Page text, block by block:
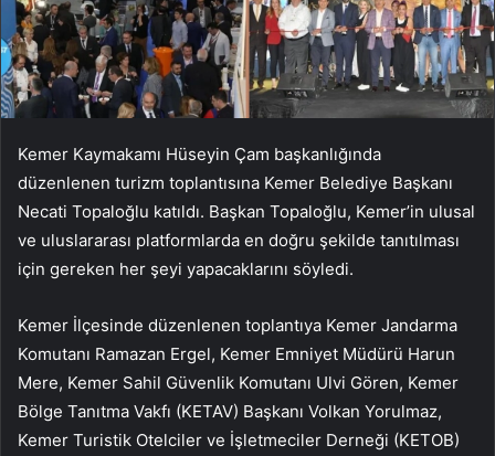
Kemer Kaymakamı Hüseyin Çam başkanlığında
düzenlenen turizm toplantısına Kemer Belediye Başkanı
Necati Topaloğlu katıldı. Başkan Topaloğlu, Kemer’in ulusal
ve uluslararası platformlarda en doğru şekilde tanıtılması
için gereken her şeyi yapacaklarını söyledi.
Kemer İlçesinde düzenlenen toplantıya Kemer Jandarma
Komutanı Ramazan Ergel, Kemer Emniyet Müdürü Harun
Mere, Kemer Sahil Güvenlik Komutanı Ulvi Gören, Kemer
Bölge Tanıtma Vakfı (KETAV) Başkanı Volkan Yorulmaz,
Kemer Turistik Otelciler ve İşletmeciler Derneği (KETOB)